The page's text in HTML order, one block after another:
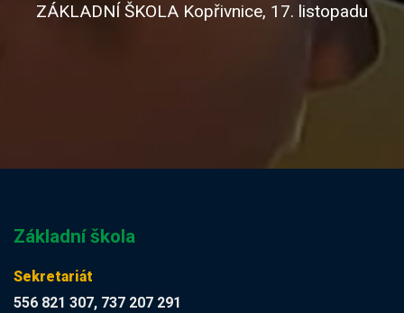
ZÁKLADNÍ ŠKOLA Kopřivnice, 17. listopadu
Základní škola
Sekretariát
556 821 307, 737 207 291